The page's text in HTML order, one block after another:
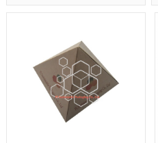
コンセプトを反映したもの、豪華
MOQ:1000pcs.